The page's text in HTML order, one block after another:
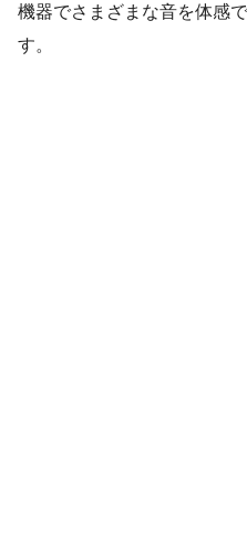
機器でさまざまな音を体感
す。